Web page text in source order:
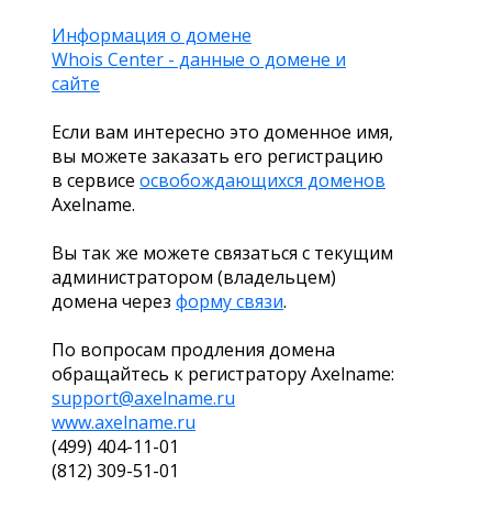
Информация о домене
Whois Center - данные о домене и
сайте
Если вам интересно это доменное имя,
вы можете заказать его регистрацию
в сервисе освобождающихся доменов
Axelname.
Вы так же можете связаться с текущим
администратором (владельцем)
домена через форму связи.
По вопросам продления домена
обращайтесь к регистратору Axelname:
support@axelname.ru
www.axelname.ru
(499) 404-11-01
(812) 309-51-01